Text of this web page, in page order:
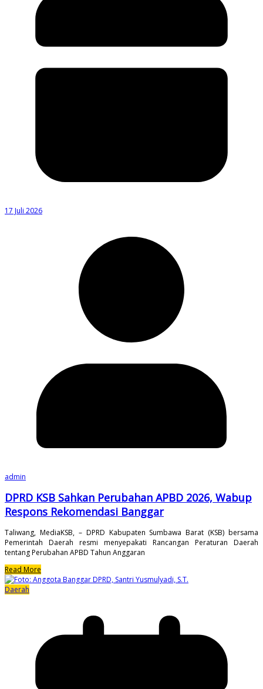
17 Juli 2026
admin
DPRD KSB Sahkan Perubahan APBD 2026, Wabup
Respons Rekomendasi Banggar
Taliwang, MediaKSB, – DPRD Kabupaten Sumbawa Barat (KSB) bersama
Pemerintah Daerah resmi menyepakati Rancangan Peraturan Daerah
tentang Perubahan APBD Tahun Anggaran
Read More
Daerah